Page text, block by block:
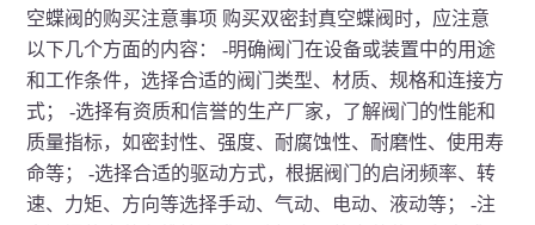
空蝶阀的购买注意事项 购买双密封真空蝶阀时，应注意
以下几个方面的内容： -明确阀门在设备或装置中的用途
和工作条件，选择合适的阀门类型、材质、规格和连接方
式； -选择有资质和信誉的生产厂家，了解阀门的性能和
质量指标，如密封性、强度、耐腐蚀性、耐磨性、使用寿
命等； -选择合适的驱动方式，根据阀门的启闭频率、转
速、力矩、方向等选择手动、气动、电动、液动等； -注